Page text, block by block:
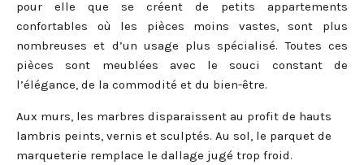
pour elle que se créent de petits appartements
confortables où les pièces moins vastes, sont plus
nombreuses et d’un usage plus spécialisé. Toutes ces
pièces sont meublées avec le souci constant de
l’élégance, de la commodité et du bien-être.
Aux murs, les marbres disparaissent au profit de hauts
lambris peints, vernis et sculptés. Au sol, le parquet de
marqueterie remplace le dallage jugé trop froid.